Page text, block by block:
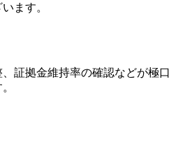
ます。
証拠金維持率の確認などが極口